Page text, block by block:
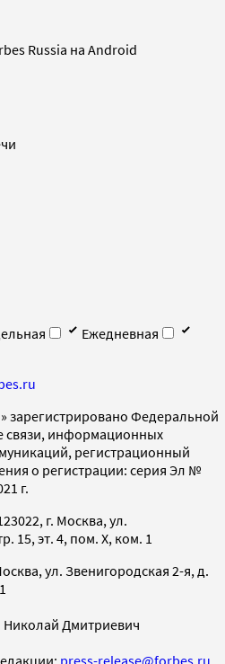
Russia на Android
Ежедневная
» зарегистрировано Федеральной
связи, информационных
регистрационный
о регистрации: серия Эл №
г.
г. Москва, ул.
15, эт. 4, пом. X, ком. 1
ул. Звенигородская 2-я, д.
Николай Дмитриевич
press-release@forbes.ru